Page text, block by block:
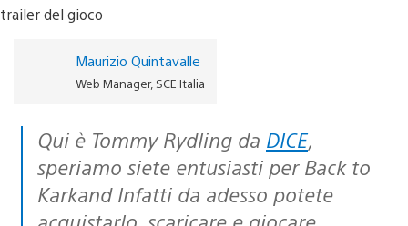
Maurizio Quintavalle
Web Manager, SCE Italia
Qui è Tommy Rydling da DICE,
speriamo siete entusiasti per Back to
Karkand Infatti da adesso potete
acquistarlo, scaricare e giocare